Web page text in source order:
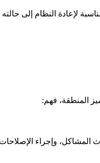
لإعادة النظام إلى حالته
المنطقة، فهم:
المشاكل، وإجراء